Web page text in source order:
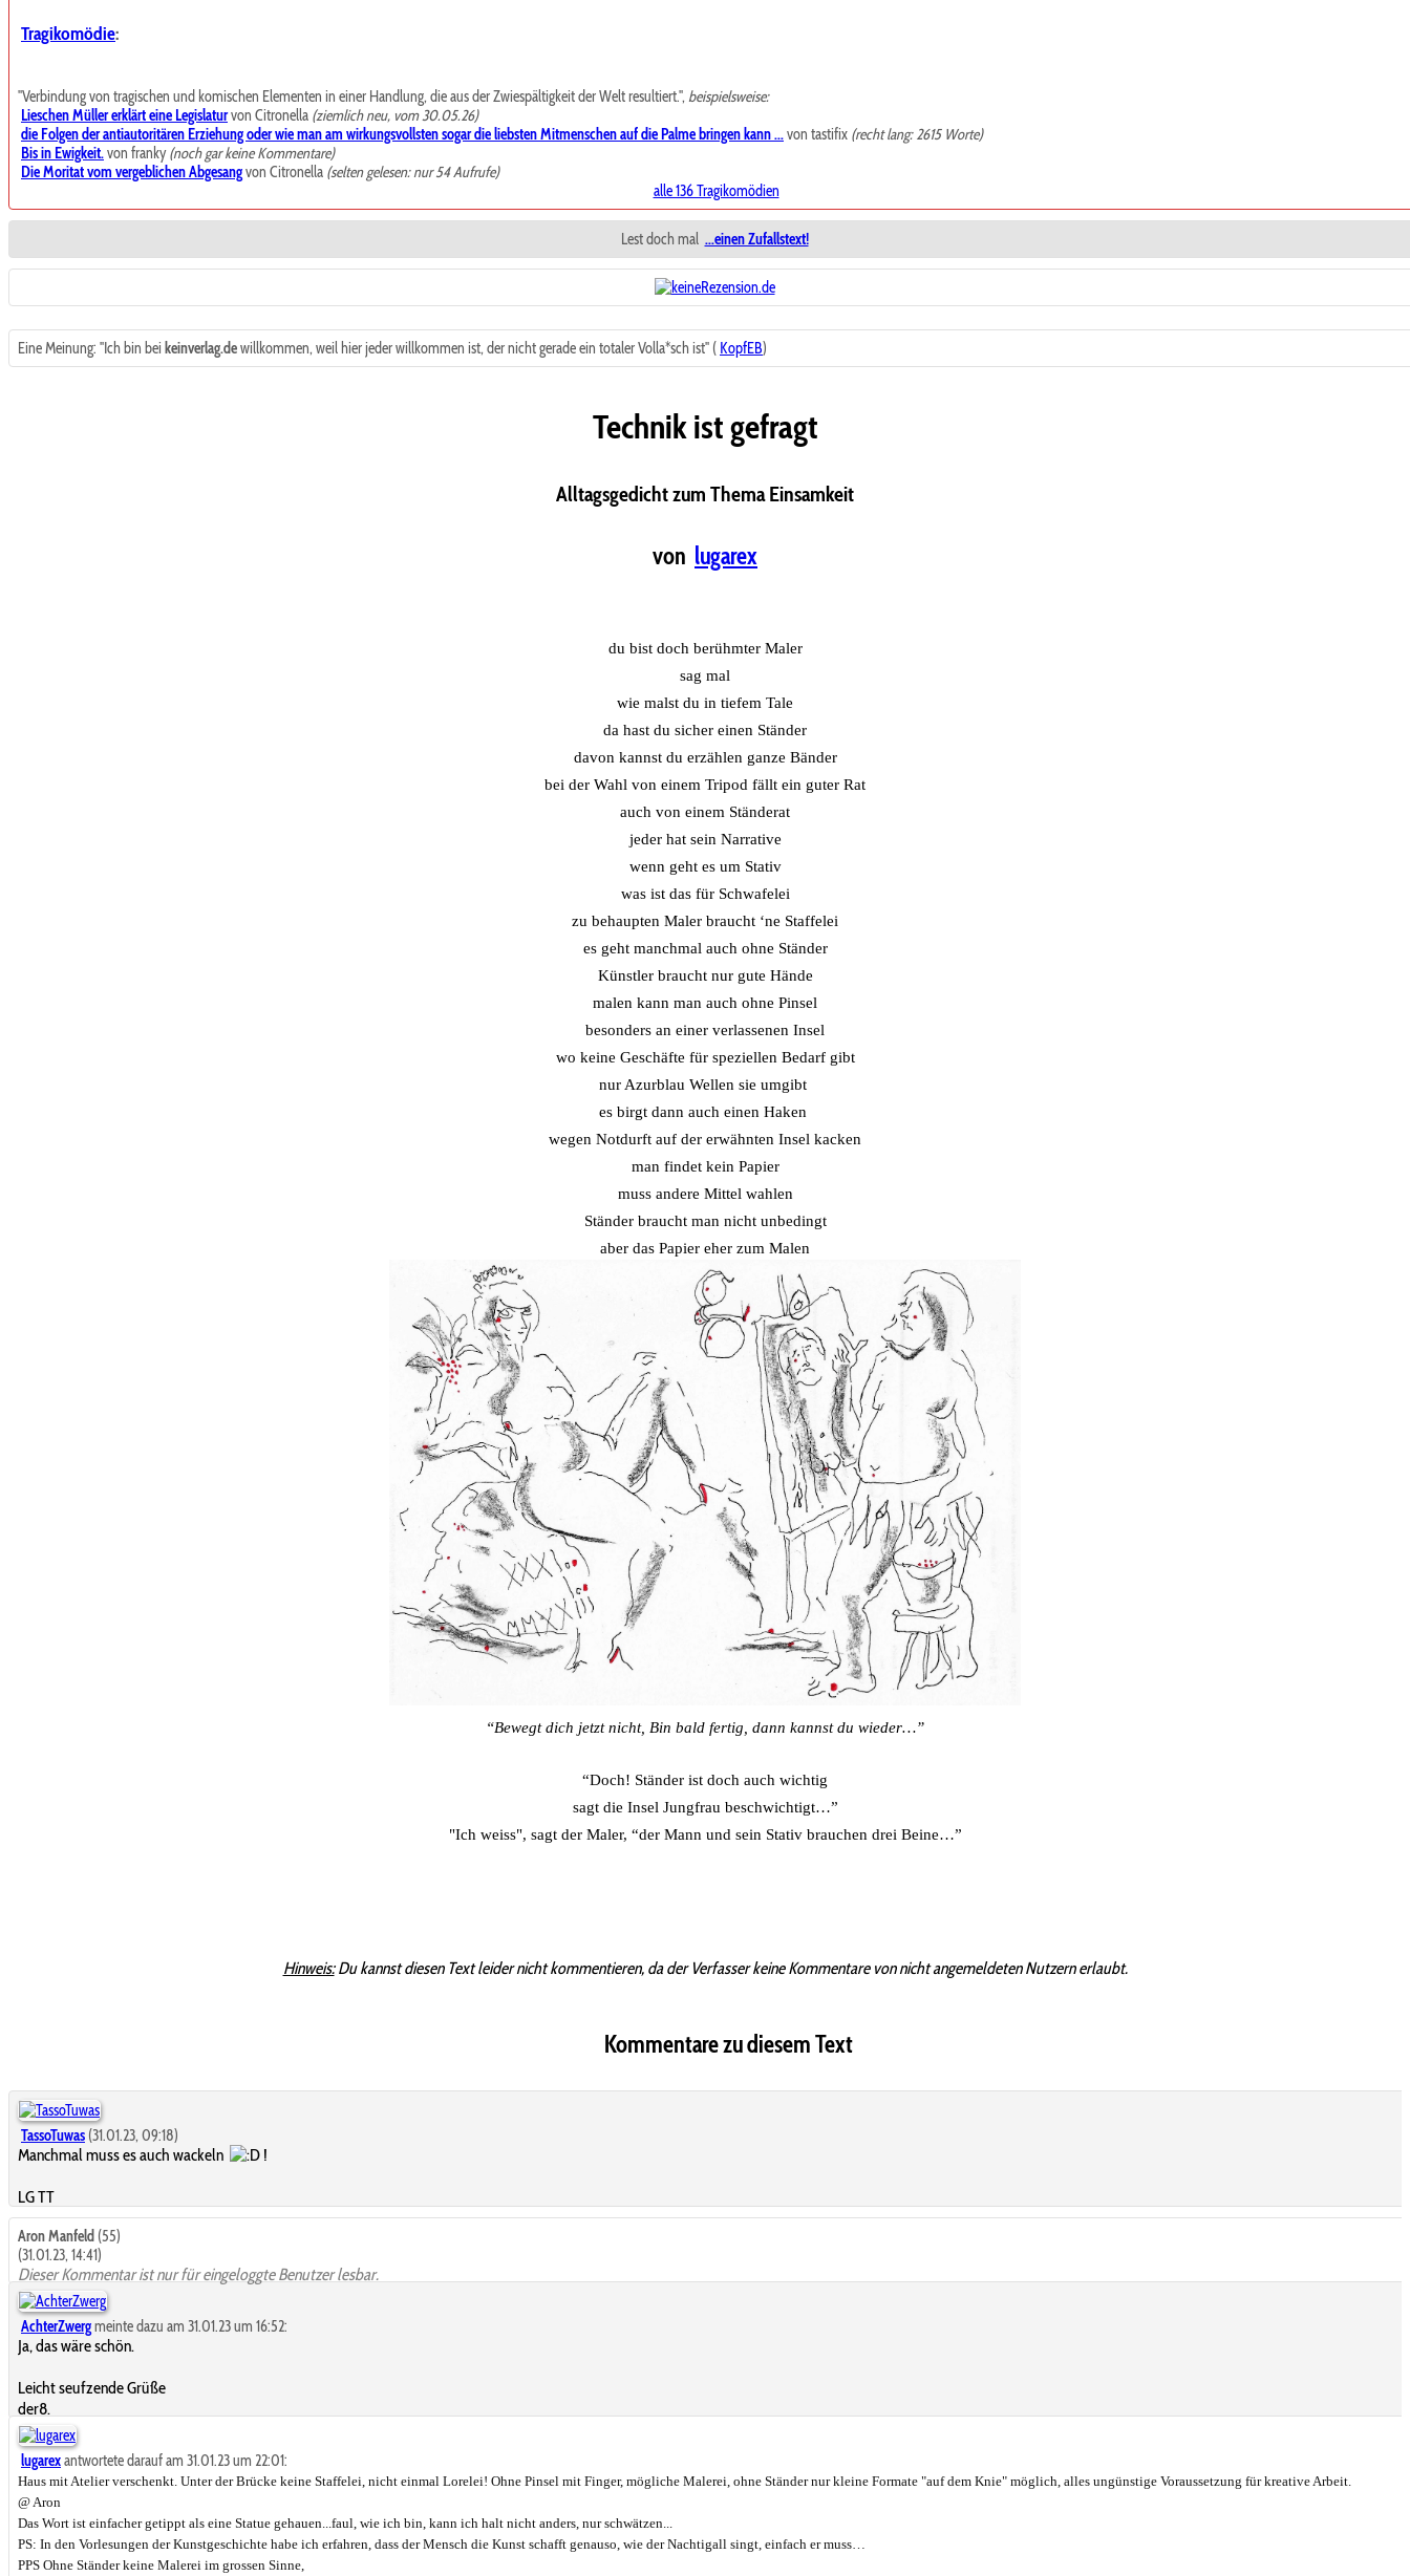
Tragikomödie:
"Verbindung von tragischen und komischen Elementen in einer Handlung, die aus der Zwiespältigkeit der Welt resultiert.",beispielsweise:
Lieschen Müller erklärt eine Legislaturvon Citronella (ziemlich neu, vom 30.05.26)
die Folgen der antiautoritären Erziehung oder wie man am wirkungsvollsten sogar die liebsten Mitmenschen auf die Palme bringen kann ...von tastifix (recht lang: 2615 Worte)
Bis in Ewigkeit.von franky(noch gar keine Kommentare)
Die Moritat vom vergeblichen Abgesangvon Citronella (selten gelesen: nur 54 Aufrufe)
alle 136 Tragikomödien
Lest doch mal ...einen Zufallstext!
Eine Meinung: "Ich bin bei keinverlag.dewillkommen, weil hier jeder willkommen ist, der nicht gerade ein totaler Volla*sch ist" ( KopfEB)
Technik ist gefragt
Alltagsgedicht zum Thema Einsamkeit
von lugarex
du bist doch berühmter Maler
sag mal
wie malst du in tiefem Tale
da hast du sicher einen Ständer
davon kannst du erzählen ganze Bänder
bei der Wahl von einem Tripod fällt ein guter Rat
auch von einem Ständerat
jeder hat sein Narrative
wenn geht es um Stativ
was ist das für Schwafelei
zu behaupten Maler braucht ‘ne Staffelei
es geht manchmal auch ohne Ständer
Künstler braucht nur gute Hände
malen kann man auch ohne Pinsel
besonders an einer verlassenen Insel
wo keine Geschäfte für speziellen Bedarf gibt
nur Azurblau Wellen sie umgibt
es birgt dann auch einen Haken
wegen Notdurft auf der erwähnten Insel kacken
man findet kein Papier
muss andere Mittel wahlen
Ständer braucht man nicht unbedingt
aber das Papier eher zum Malen
“Bewegt dich jetzt nicht, Bin bald fertig, dann kannst du wieder…”
“Doch! Ständer ist doch auch wichtig
sagt die Insel Jungfrau beschwichtigt…”
"Ich weiss", sagt der Maler, “der Mann und sein Stativ brauchen drei Beine…”
Hinweis:Du kannst diesen Text leider nicht kommentieren, da der Verfasser keine Kommentare von nicht angemeldeten Nutzern erlaubt.
Kommentare zu diesem Text
TassoTuwas (31.01.23, 09:18)
Manchmal muss es auch wackeln !
LG TT
Aron Manfeld (55)
(31.01.23, 14:41)
Dieser Kommentar ist nur für eingeloggte Benutzer lesbar.
AchterZwergmeinte dazu am 31.01.23 um 16:52:
Ja, das wäre schön.
Leicht seufzende Grüße
der8.
lugarexantwortete darauf am 31.01.23 um 22:01:
Haus mit Atelier verschenkt. Unter der Brücke keine Staffelei, nicht einmal Lorelei! Ohne Pinsel mit Finger, mögliche Malerei, ohne Ständer nur kleine Formate "auf dem Knie" möglich, alles ungünstige Voraussetzung für kreative Arbeit.
@ Aron
Das Wort ist einfacher getippt als eine Statue gehauen...faul, wie ich bin, kann ich halt nicht anders, nur schwätzen...
PS: In den Vorlesungen der Kunstgeschichte habe ich erfahren, dass der Mensch die Kunst schafft genauso, wie der Nachtigall singt, einfach er muss…
PPS Ohne Ständer keine Malerei im grossen Sinne,